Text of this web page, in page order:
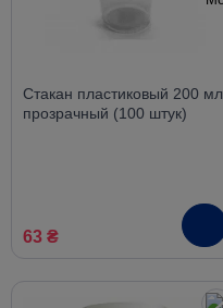
Стакан пластиковый 200 мл
прозрачный (100 штук)
63 ₴